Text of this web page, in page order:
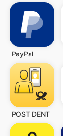
PayPal
POSTIDENT